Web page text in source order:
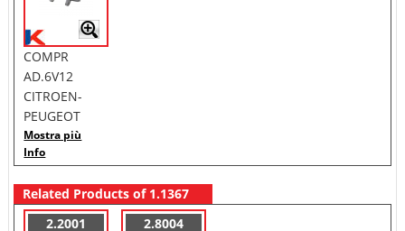
COMPR
AD.6V12
CITROEN-
PEUGEOT
Mostra più
Info
Related Products of 1.1367
2.2001
2.8004